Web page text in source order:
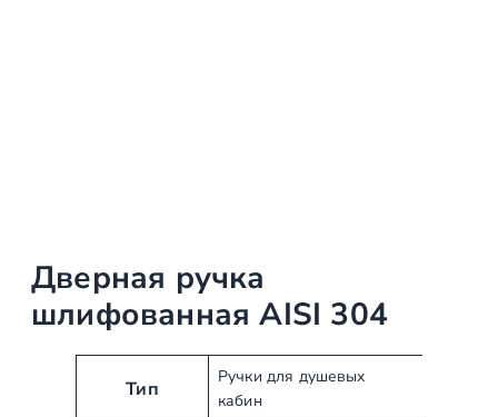
Дверная ручка
шлифованная AISI 304
ЗТип
Ручки для душевых
кабин